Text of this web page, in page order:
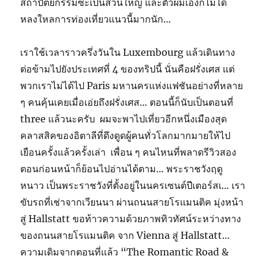
สถาปัตยกรรมซะเป็นส่วนใหญ่ และตัวผมเองก็ไม่ได้
หลงใหลการท่องเที่ยวแนวนี้มากนัก…
เราใช้เวลาราวครึ่งวันใน Luxembourg แล้วเดินทาง
ต่อข้ามไปยังประเทศที่ 4 ของทริปนี้ นั่นคือฝรั่งเศส แต่
พวกเราไม่ได้ไป Paris มหานครแห่งแฟชันอย่างที่หลาย
ๆ คนคุ้นเคยเมื่อเอ่ยถึงฝรั่งเศส… ตอนนี้ก็นับเป็นตอนที่
three แล้วนะครับ ผมจะพาไปเที่ยวอีกหนึ่งเมืองสุด
คลาสสิคของอิตาลีที่ดึงดูดผู้คนทั่วโลกมากมายให้ไป
เยือนครั้งแล้วครั้งเล่า เพื่อน ๆ คนไหนที่พลาดรีวิวสอง
ตอนก่อนหน้าก็ย้อนไปอ่านได้ตาม… พระราชวังฤดู
หนาว เป็นพระราชวังที่ตั้งอยู่ในนครเซนต์ปีเตอร์สเ… เรา
ขับรถที่เช่าจากเวียนนา ผ่านถนนสายโรแมนติค มุ่งหน้า
สู่ Hallstatt ขอท้าวความด้วยภาพทิวทัศน์ระหว่างทาง
ของถนนสายโรแมนติค จาก Vienna สู่ Hallstatt…
ความเดิมจากตอนที่แล้ว “The Romantic Road &